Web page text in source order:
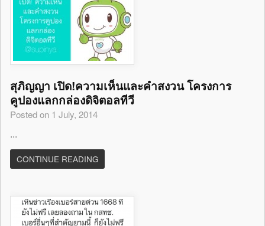
สุภิญญา เปิด!ความเห็นและคำสงวน โครงการ
คูปองแลกกล่องดิจิตอลทีวี
Posted on 1 July, 2014
...
CONTINUE READING